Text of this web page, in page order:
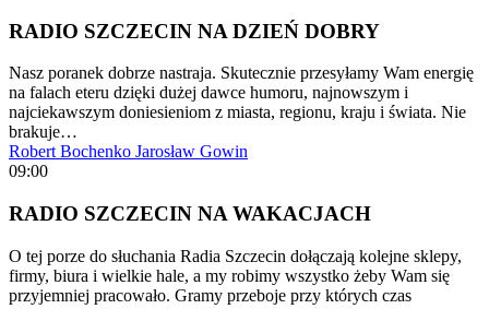
RADIO SZCZECIN NA DZIEŃ DOBRY
Nasz poranek dobrze nastraja. Skutecznie przesyłamy Wam energię
na falach eteru dzięki dużej dawce humoru, najnowszym i
najciekawszym doniesieniom z miasta, regionu, kraju i świata. Nie
brakuje…
Robert Bochenko Jarosław Gowin
09:00
RADIO SZCZECIN NA WAKACJACH
O tej porze do słuchania Radia Szczecin dołączają kolejne sklepy,
firmy, biura i wielkie hale, a my robimy wszystko żeby Wam się
przyjemniej pracowało. Gramy przeboje przy których czas